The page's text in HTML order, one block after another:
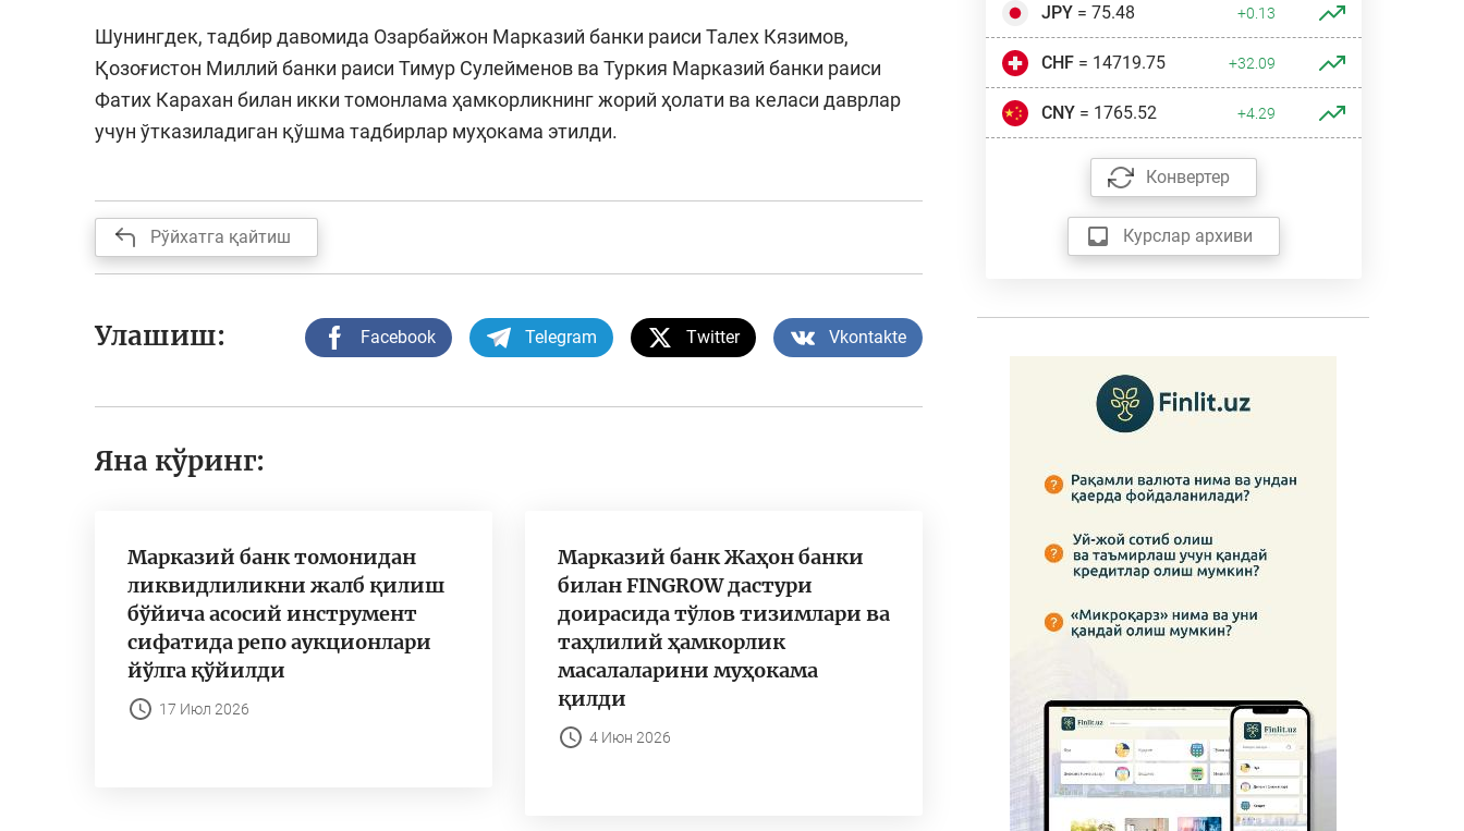
Шунингдек, тадбир давомида Озарбайжон Марказий банки раиси Талех Кязимов,
Қозоғистон Миллий банки раиси Тимур Сулейменов ва Туркия Марказий банки раиси
Фатих Карахан билан икки томонлама ҳамкорликнинг жорий ҳолати ва келаси даврлар
учун ўтказиладиган қўшма тадбирлар муҳокама этилди.
Рўйхатга қайтиш
Улашиш: Facebook Telegram Twitter Vkontakte
Яна кўринг:
Марказий банк томонидан
ликвидлиликни жалб қилиш
бўйича асосий инструмент
сифатида репо аукционлари
йўлга қўйилди
17 Июл 2026
Марказий банк Жаҳон банки
билан FINGROW дастури
доирасида тўлов тизимлари ва
таҳлилий ҳамкорлик
масалаларини муҳокама
қилди
4 Июн 2026
JPY= 75.48 +0.13
CHF= 14719.75 +32.09
CNY= 1765.52 +4.29
Конвертер
Курслар архиви